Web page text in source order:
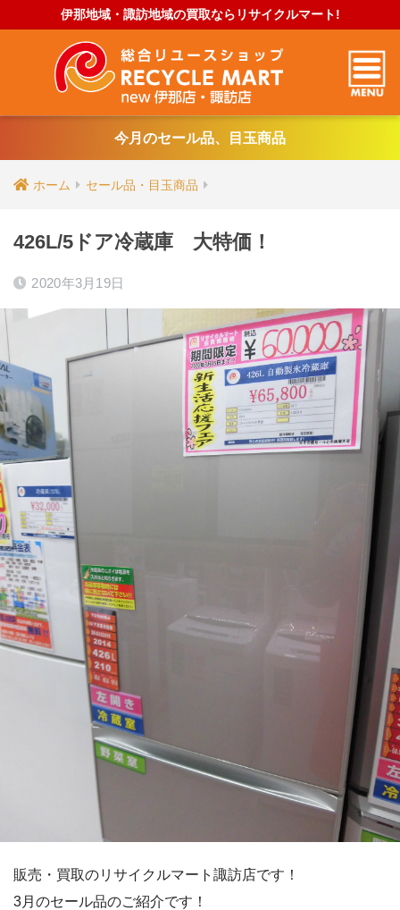
伊那地域・諏訪地域の買取ならリサイクルマート!
今月のセール品、目玉商品
ホーム セール品・目玉商品
426L/5ドア冷蔵庫 大特価！
2020年3月19日
販売・買取のリサイクルマート諏訪店です！
3月のセール品のご紹介です！